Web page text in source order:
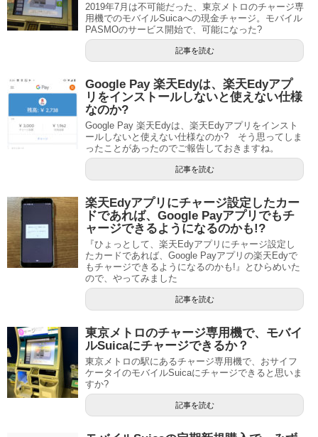
2019年7月は不可能だった、東京メトロのチャージ専
用機でのモバイルSuicaへの現金チャージ。モバイル
PASMOのサービス開始で、可能になった?
記事を読む
Google Pay 楽天Edyは、楽天Edyアプ
リをインストールしないと使えない仕様
なのか?
Google Pay 楽天Edyは、楽天Edyアプリをインスト
ールしないと使えない仕様なのか? そう思ってしま
ったことがあったのでご報告しておきますね。
記事を読む
楽天Edyアプリにチャージ設定したカー
ドであれば、Google Payアプリでもチ
ャージできるようになるのかも!?
『ひょっとして、楽天Edyアプリにチャージ設定し
たカードであれば、Google Payアプリの楽天Edyで
もチャージできるようになるのかも!』とひらめいた
ので、やってみました
記事を読む
東京メトロのチャージ専用機で、モバイ
ルSuicaにチャージできるか？
東京メトロの駅にあるチャージ専用機で、おサイフ
ケータイのモバイルSuicaにチャージできると思いま
すか?
記事を読む